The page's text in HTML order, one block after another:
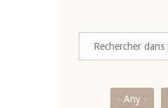
- Any -